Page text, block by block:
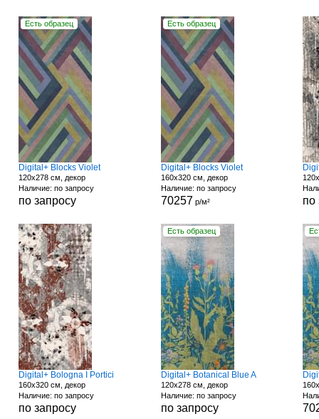
Есть образец
Digital+ Blocks Violet
120x278 см, декор
Наличие: по запросу
по запросу
Есть образец
Digital+ Blocks Violet
160x320 см, декор
Наличие: по запросу
70257 р/м² по
Digital+ Bologna I Portici
160x320 см, декор
Наличие: по запросу
по запросу
Есть образец
Digital+ Botanical Blue A
120x278 см, декор
Наличие: по запросу
по запросу